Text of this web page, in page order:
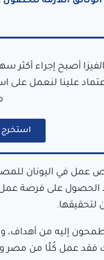
أصبح إجراء أكثر
علينا لنعمل على
استخرج
عمل في اليونان
الحصول على فرصة عمل
لتحقيقها.
إليه من أهداف،
فقد عمل كُلًا من مصر